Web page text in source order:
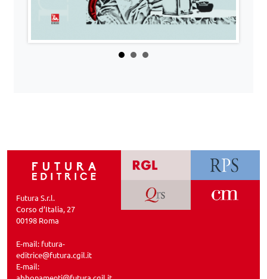
Futura S.r.l.
Corso d’Italia, 27
00198 Roma
E-mail: futura-
editrice@futura.cgil.it
E-mail: